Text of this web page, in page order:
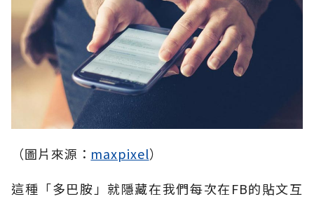
（圖片來源： maxpixel）
這種「多巴胺」就隱藏在我們每次在FB的貼文互